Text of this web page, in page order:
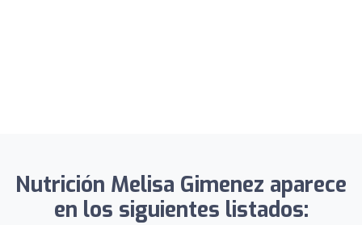
Nutrición Melisa Gimenez aparece
en los siguientes listados: